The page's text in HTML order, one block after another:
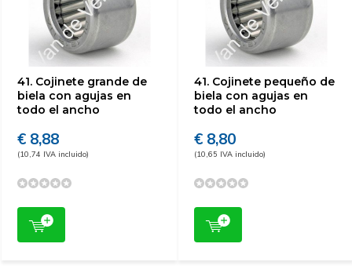
41. Cojinete grande de
biela con agujas en
todo el ancho
€ 8,88
(10,74 IVA incluido)
41. Cojinete pequeño de
biela con agujas en
todo el ancho
€ 8,80
(10,65 IVA incluido)